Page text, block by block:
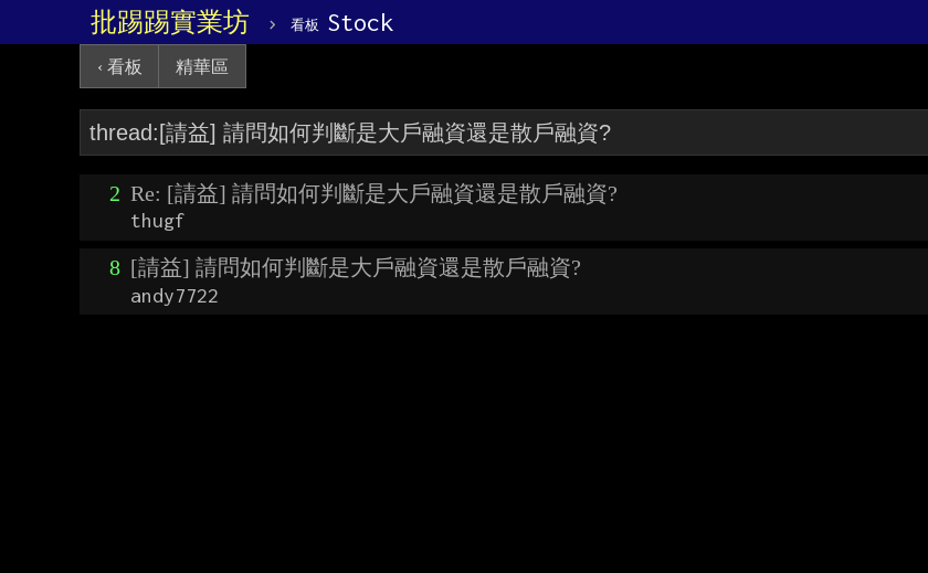
批踢踢實業坊 › 看板 Stock
‹ 看板 精華區
2 Re: [請益] 請問如何判斷是大戶融資還是散戶融資?
thugf
8 [請益] 請問如何判斷是大戶融資還是散戶融資?
andy7722